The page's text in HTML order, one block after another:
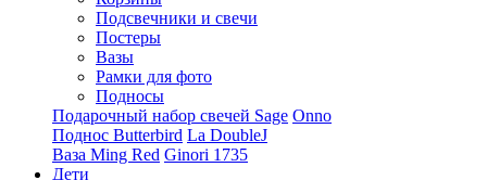
Подсвечники и свечи
Постеры
Вазы
Рамки для фото
Подносы
Подарочный набор свечей Sage Onno
Поднос Butterbird La DoubleJ
Ваза Ming Red Ginori 1735
Дети